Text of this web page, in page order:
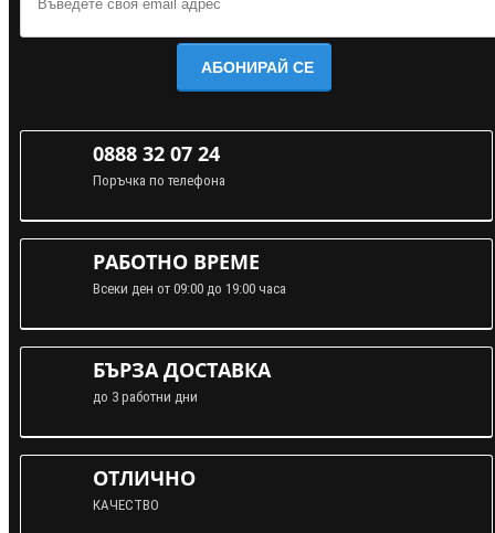
АБОНИРАЙ СЕ
0888 32 07 24
Поръчка по телефона
РАБОТНО ВРЕМЕ
Всеки ден от 09:00 до 19:00 часа
БЪРЗА ДОСТАВКА
до 3 работни дни
ОТЛИЧНО
КАЧЕСТВО